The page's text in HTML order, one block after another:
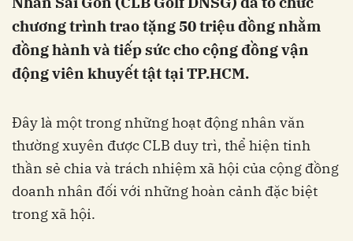
chương trình trao tặng 50 triệu đồng nhằm
đồng hành và tiếp sức cho cộng đồng vận
động viên khuyết tật tại TP.HCM.
Đây là một trong những hoạt động nhân văn
thường xuyên được CLB duy trì, thể hiện tinh
thần sẻ chia và trách nhiệm xã hội của cộng đồng
doanh nhân đối với những hoàn cảnh đặc biệt
trong xã hội.